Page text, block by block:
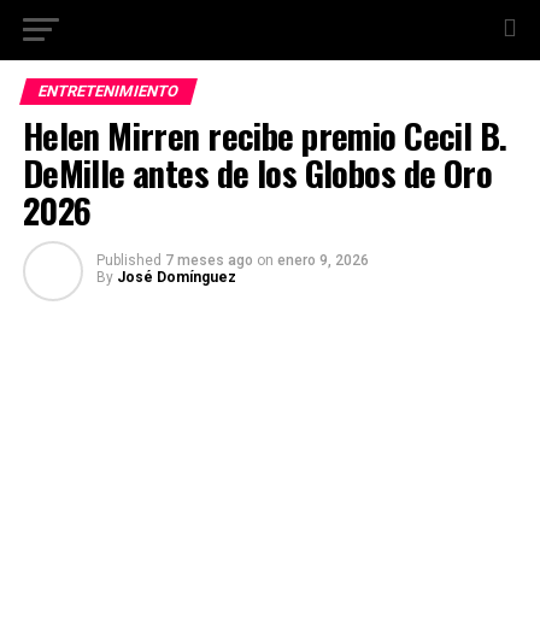
ENTRETENIMIENTO
Helen Mirren recibe premio Cecil B.
DeMille antes de los Globos de Oro
2026
Published 7 meses ago on enero 9, 2026
By José Domínguez